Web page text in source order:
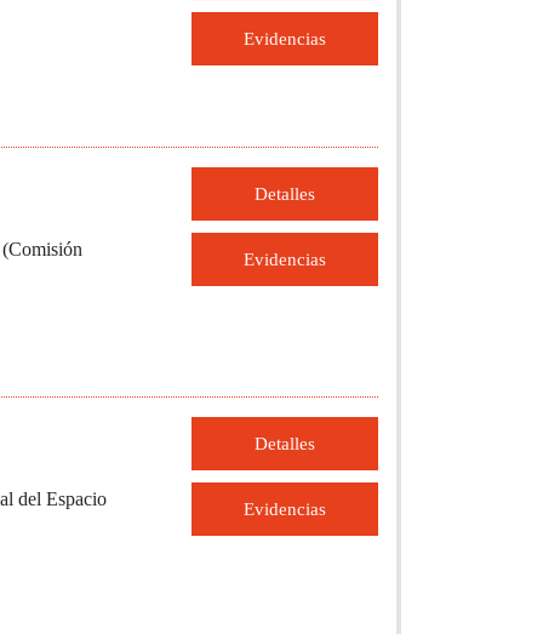
Evidencias
Detalles
Evidencias
del Espacio
Detalles
Evidencias